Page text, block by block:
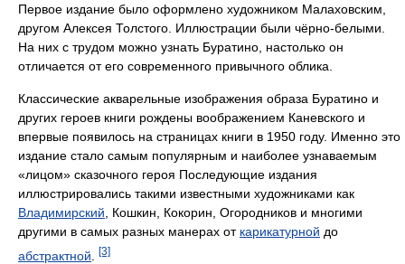
Первое издание было оформлено художником Малаховским,
другом Алексея Толстого. Иллюстрации были чёрно-белыми.
На них с трудом можно узнать Буратино, настолько он
отличается от его современного привычного облика.
Классические акварельные изображения образа Буратино и
других героев книги рождены воображением Каневского и
впервые появилось на страницах книги в 1950 году. Именно это
издание стало самым популярным и наиболее узнаваемым
«лицом» сказочного героя Последующие издания
иллюстрировались такими известными художниками как
Владимирский , Кошкин, Кокорин, Огородников и многими
другими в самых разных манерах от карикатурной до
абстрактной
[3]